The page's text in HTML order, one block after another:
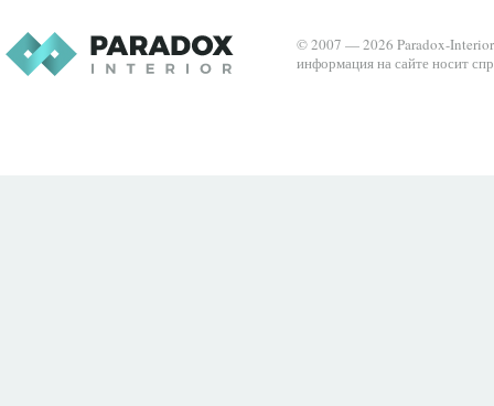
© 2007 — 2026 Paradox-
информация на сайте носит